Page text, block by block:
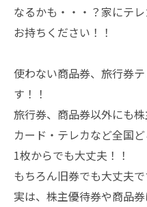
なるかも・・・？家にテ
お持ちください！！
使わない商品券、旅行券
す！！
旅行券、商品券以外にも
カード・テレカなど全国
1枚からでも大丈夫！！
もちろん旧券でも大丈夫で
実は、株主優待券や商品